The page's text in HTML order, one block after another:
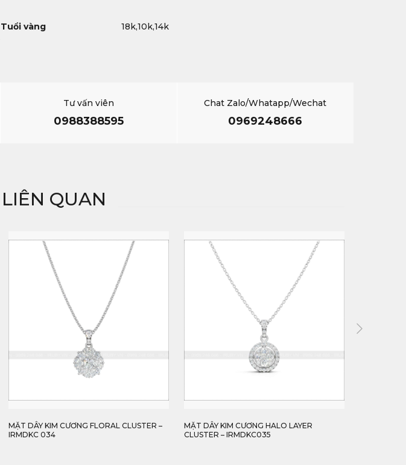
Tuổi vàng 18k,10k,14k
Tư vấn viên
0988388595
Chat Zalo/Whatapp/Wechat
0969248666
QUAN
MẶT DÂY KIM CƯƠNG FLORAL CLUSTER –
IRMDKC 034
MẶT DÂY KIM CƯƠNG HALO LAYER
CLUSTER – IRMDKC035